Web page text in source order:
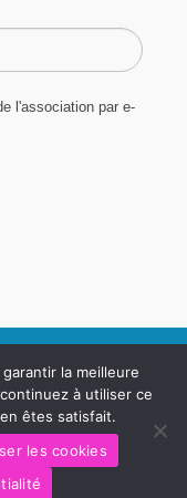
l'association par e-
GIVRY
la meilleure
à utiliser ce
êtes satisfait.
les cookies